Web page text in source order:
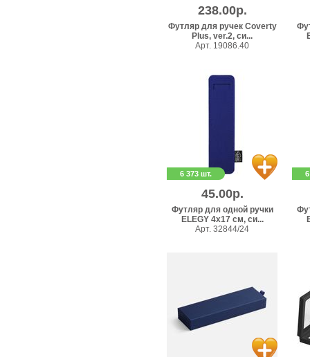
238.00р.
Футляр для ручек Coverty
Plus, ver.2, си...
Арт. 19086.40
6 373 шт.
45.00р.
Футляр для одной ручки
ELEGY 4х17 см, си...
Арт. 32844/24